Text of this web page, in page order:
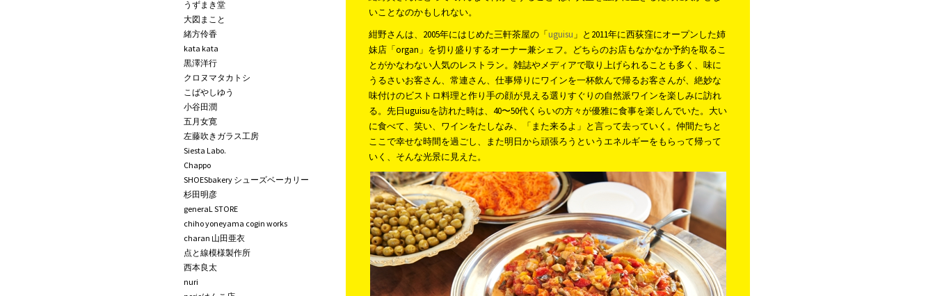
いことなのかもしれない。
紺野さんは、2005年にはじめた三軒茶屋の「uguisu 」と2011年に西荻窪にオープンした姉
妹店「organ」を切り盛りするオーナー兼シェフ。どちらのお店もなかなか予約を取るこ
とがかなわない人気のレストラン。雑誌やメディアで取り上げられることも多く、味に
うるさいお客さん、常連さん、仕事帰りにワインを一杯飲んで帰るお客さんが、絶妙な
味付けのビストロ料理と作り手の顔が見える選りすぐりの自然派ワインを楽しみに訪れ
る。先日uguisuを訪れた時は、40〜50代くらいの方々が優雅に食事を楽しんでいた。大い
に食べて、笑い、ワインをたしなみ、「また来るよ」と言って去っていく。仲間たちと
ここで幸せな時間を過ごし、また明日から頑張ろうというエネルギーをもらって帰って
いく、そんな光景に見えた。
うずまき堂
大図まこと
緒方伶香
kata kata
黒澤洋行
クロヌマタカトシ
こばやしゆう
小谷田潤
五月女寛
左藤吹きガラス工房
Siesta Labo.
Chappo
SHOESbakery シューズベーカリー
杉田明彦
generaL STORE
chiho yoneyama cogin works
charan 山田亜衣
点と線模様製作所
西本良太
nuri